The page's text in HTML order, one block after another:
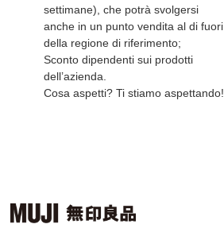
settimane), che potrà svolgersi
anche in un punto vendita al di fuori
della regione di riferimento;
Sconto dipendenti sui prodotti
dell’azienda.
Cosa aspetti? Ti stiamo aspettando!